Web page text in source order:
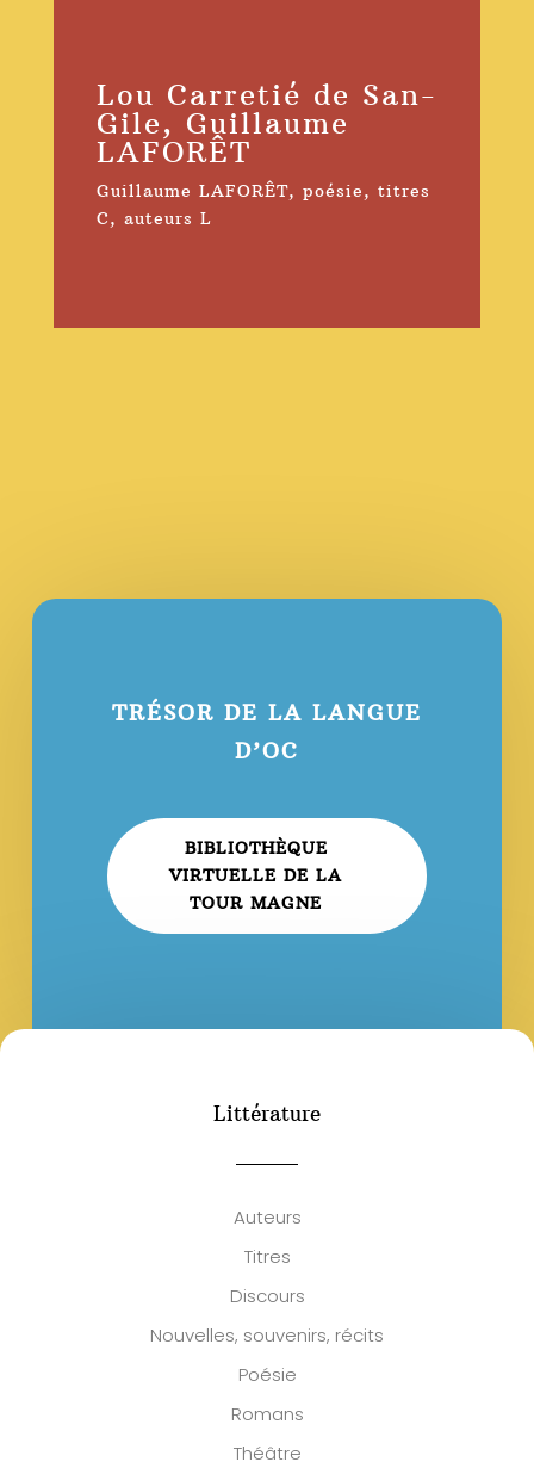
Lou Carretié de San-
Gile, Guillaume
LAFORÊT
Guillaume LAFORÊT, poésie, titres
C, auteurs L
TRÉSOR DE LA LANGUE
D’OC
BIBLIOTHÈQUE
VIRTUELLE DE LA
TOUR MAGNE
Littérature
Auteurs
Titres
Discours
Nouvelles, souvenirs, récits
Poésie
Romans
Théâtre